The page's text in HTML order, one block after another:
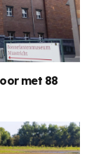
met 88